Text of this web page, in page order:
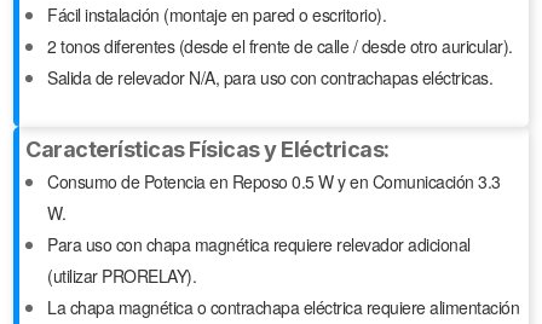
Fácil instalación (montaje en pared o escritorio).
2 tonos diferentes (desde el frente de calle / desde otro auricular).
Salida de relevador N/A, para uso con contrachapas eléctricas.
Características Físicas y Eléctricas:
Consumo de Potencia en Reposo 0.5 W y en Comunicación 3.3
W.
Para uso con chapa magnética requiere relevador adicional
(utilizar PRORELAY).
La chapa magnética o contrachapa eléctrica requiere alimentación